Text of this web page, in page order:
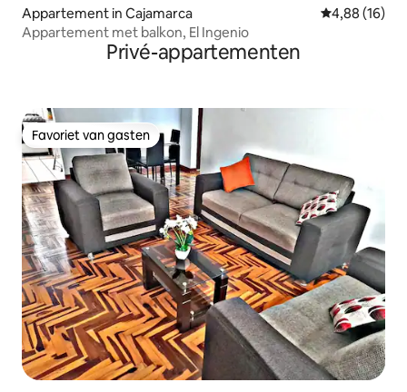
Appartement in Cajamarca Gemiddelde
4,88 (16)
Appartement met balkon, El Ingenio
Privé-appartementen
Favoriet van gasten
Favoriet van gasten